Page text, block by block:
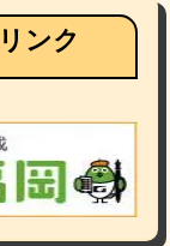
ンク